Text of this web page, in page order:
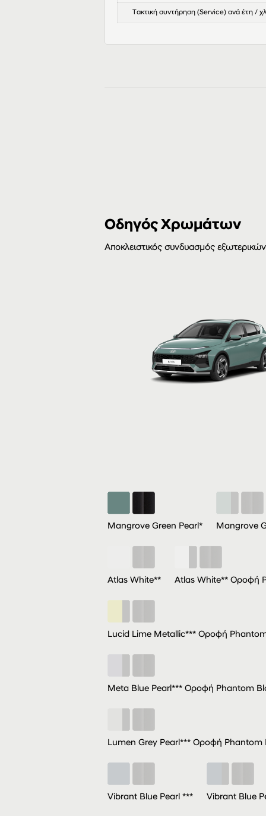
Τακτική συντήρηση (Service) ανά έτη /
Οδηγός Χρωμάτων
Αποκλειστικός συνδυασμός
Mangrove Green Pearl* Mangrove
Atlas White** Atlas White** Οροφή
Lucid Lime Metallic*** Οροφή
Meta Blue Pearl*** Οροφή Phantom
Lumen Grey Pearl*** Οροφή Phantom
Vibrant Blue Pearl *** Vibrant Blue